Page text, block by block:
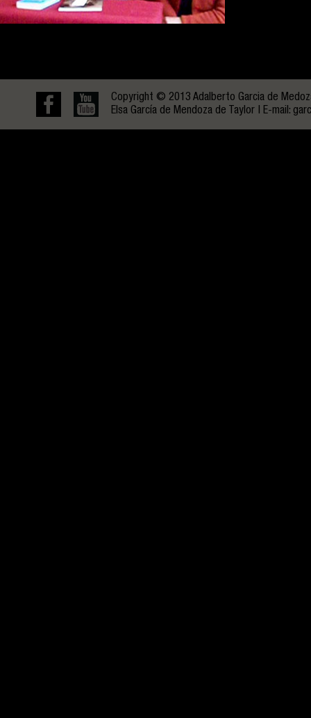
Copyright © 2013 Adalberto Garcia de
Elsa García de Mendoza de Taylor | E-mail: